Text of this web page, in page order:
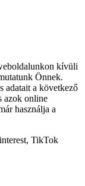
kívüli
Önnek.
adatait a következő
azok online
használja a
TikTok